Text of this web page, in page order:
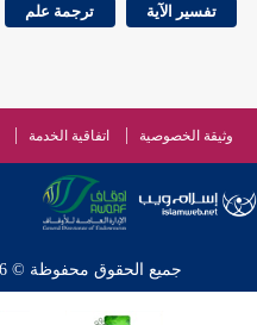
تفسير الآية ترجمة علم
وثيقة الخصوصية اتفاقية الخدمة
جميع الحقوق محفوظة © 2026 - 1998 لشبكة إسلام ويب